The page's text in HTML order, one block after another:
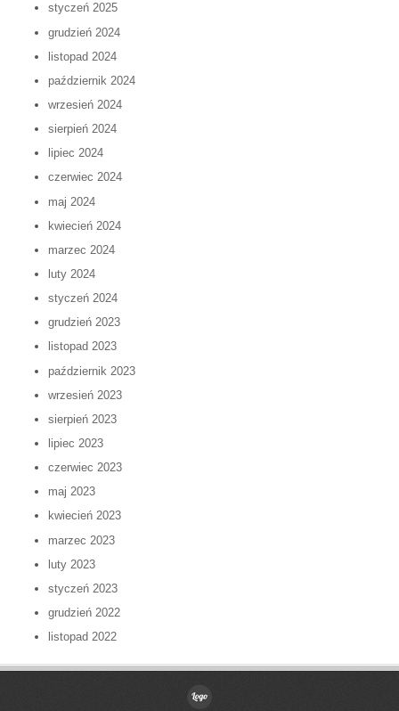
styczeń 2025
grudzień 2024
listopad 2024
październik 2024
wrzesień 2024
sierpień 2024
lipiec 2024
czerwiec 2024
maj 2024
kwiecień 2024
marzec 2024
luty 2024
styczeń 2024
grudzień 2023
listopad 2023
październik 2023
wrzesień 2023
sierpień 2023
lipiec 2023
czerwiec 2023
maj 2023
kwiecień 2023
marzec 2023
luty 2023
styczeń 2023
grudzień 2022
listopad 2022